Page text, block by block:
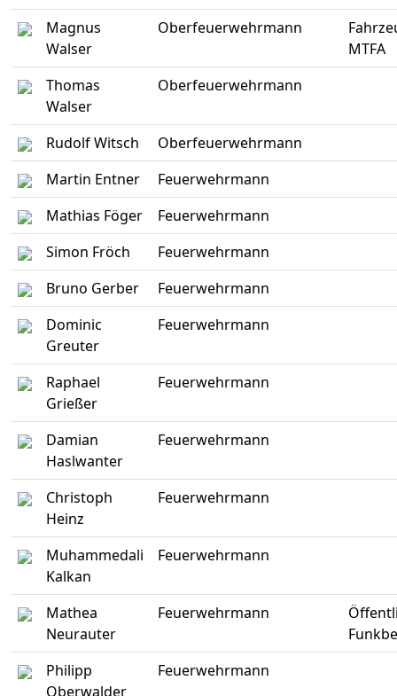
Magnus
Walser
Oberfeuerwehrmann
MTFA
Thomas
Walser
Oberfeuerwehrmann
Rudolf Witsch
Oberfeuerwehrmann
Martin Entner
Feuerwehrmann
Mathias Föger
Feuerwehrmann
Simon Fröch
Feuerwehrmann
Bruno Gerber
Feuerwehrmann
Dominic
Greuter
Feuerwehrmann
Raphael
Grießer
Feuerwehrmann
Damian
Haslwanter
Feuerwehrmann
Christoph
Heinz
Feuerwehrmann
Muhammedali
Kalkan
Feuerwehrmann
Mathea
Neurauter
Feuerwehrmann
Philipp
Oberwalder
Feuerwehrmann